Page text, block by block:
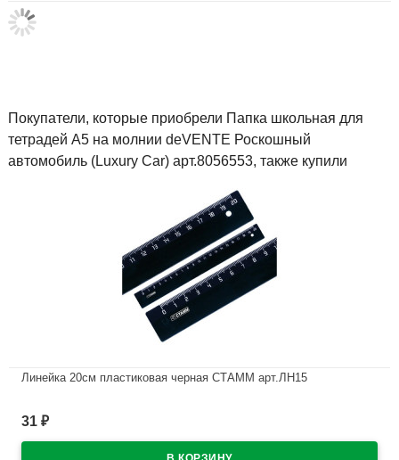
Покупатели, которые приобрели Папка школьная для
тетрадей А5 на молнии deVENTE Роскошный
автомобиль (Luxury Car) арт.8056553, также купили
Линейка 20см пластиковая черная СТАММ арт.ЛН15
31 ₽